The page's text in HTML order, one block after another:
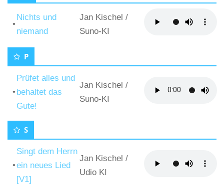
•
Nichts und
niemand
Jan Kischel /
Suno-KI
P
•
Prüfet alles und
behaltet das
Gute!
Jan Kischel /
Suno-KI
S
•
Singt dem Herrn
ein neues Lied
[V1]
Jan Kischel /
Udio KI